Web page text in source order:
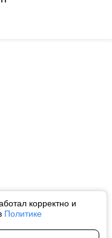
корректно и
Политике